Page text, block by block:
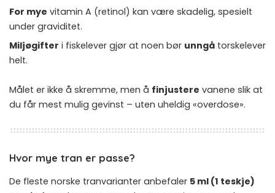
For mye vitamin A (retinol) kan være skadelig, spesielt
under graviditet.
Miljøgifter i fiskelever gjør at noen bør unngå torskelever
helt.
Målet er ikke å skremme, men å finjustere vanene slik at
du får mest mulig gevinst – uten uheldig «overdose».
Hvor mye tran er passe?
De fleste norske tranvarianter anbefaler 5 ml (1 teskje)